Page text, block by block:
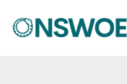
onswoerden.nl